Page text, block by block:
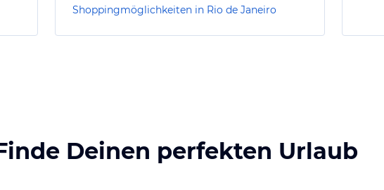
Shoppingmöglichkeiten in Rio de Janeiro
Deinen perfekten Urlaub